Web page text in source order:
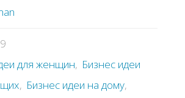
для женщин, Бизнес идеи
, Бизнес идеи на дому,